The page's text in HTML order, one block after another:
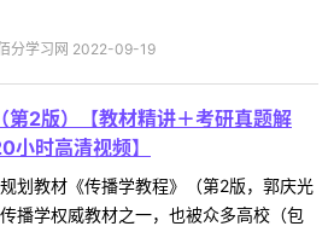
分学习网 2022-09-19
第2版）【教材精讲＋考研真题解
时高清视频】
划教材《传播学教程》（第2版，郭庆光
播学权威教材之一，也被众多高校（包